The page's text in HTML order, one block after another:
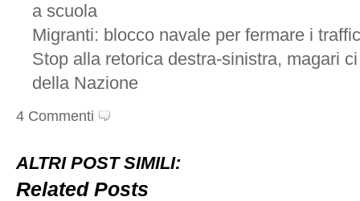
a scuola
Migranti: blocco navale per fermare i
Stop alla retorica destra-sinistra, magari
della Nazione
4 Commenti
ALTRI POST SIMILI:
Related Posts